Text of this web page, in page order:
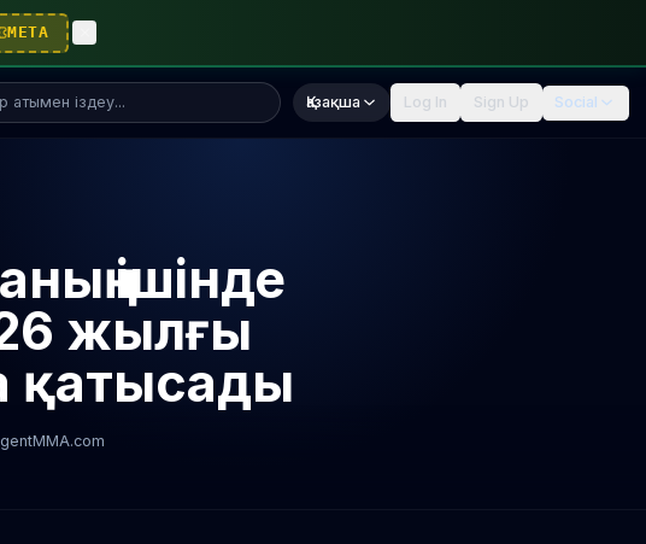
META
Қазақша Log In Sign Up Social
ішінде
жылғы
қатысады